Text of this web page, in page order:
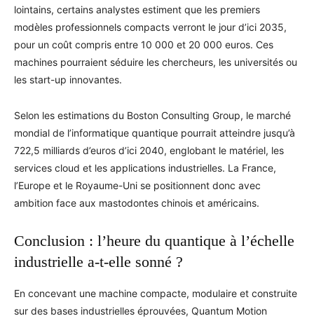
lointains, certains analystes estiment que les premiers
modèles professionnels compacts verront le jour d’ici 2035,
pour un coût compris entre 10 000 et 20 000 euros. Ces
machines pourraient séduire les chercheurs, les universités ou
les start-up innovantes.
Selon les estimations du Boston Consulting Group, le marché
mondial de l’informatique quantique pourrait atteindre jusqu’à
722,5 milliards d’euros d’ici 2040, englobant le matériel, les
services cloud et les applications industrielles. La France,
l’Europe et le Royaume-Uni se positionnent donc avec
ambition face aux mastodontes chinois et américains.
Conclusion : l’heure du quantique à l’échelle
industrielle a-t-elle sonné ?
En concevant une machine compacte, modulaire et construite
sur des bases industrielles éprouvées, Quantum Motion